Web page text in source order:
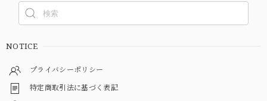
NOTICE
プライバシーポリシー
特定商取引法に基づく表記